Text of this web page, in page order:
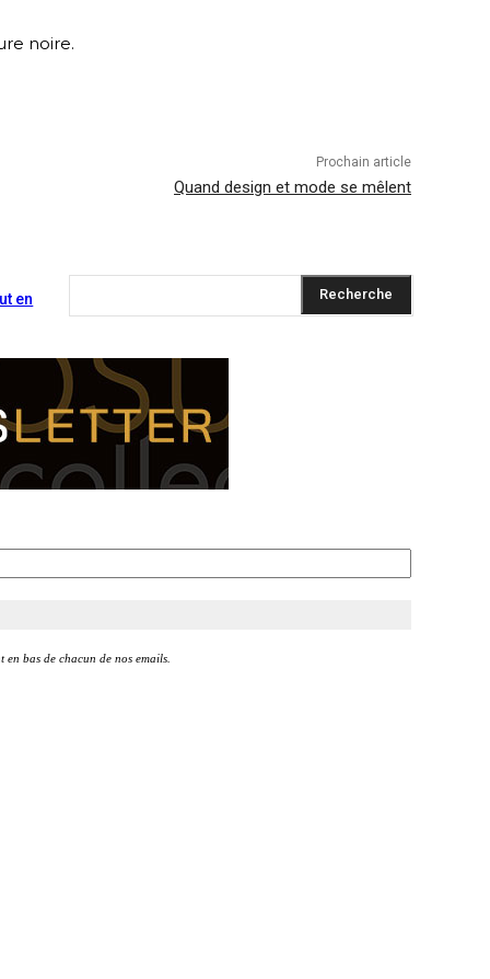
noire.
Prochain article
Quand design et mode se mêlent
en
Recherche
en bas de chacun de nos emails.